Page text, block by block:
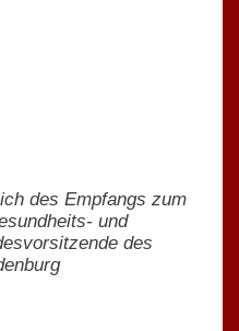
des Empfangs zum
und
des